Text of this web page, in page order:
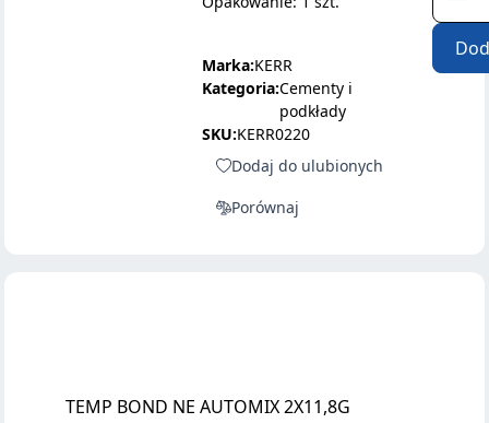
Marka:KERR
Kategoria:Cementy i
podkłady
SKU:KERR0220
Dodaj do ulubionych
Porównaj
TEMP BOND NE AUTOMIX 2X11,8G